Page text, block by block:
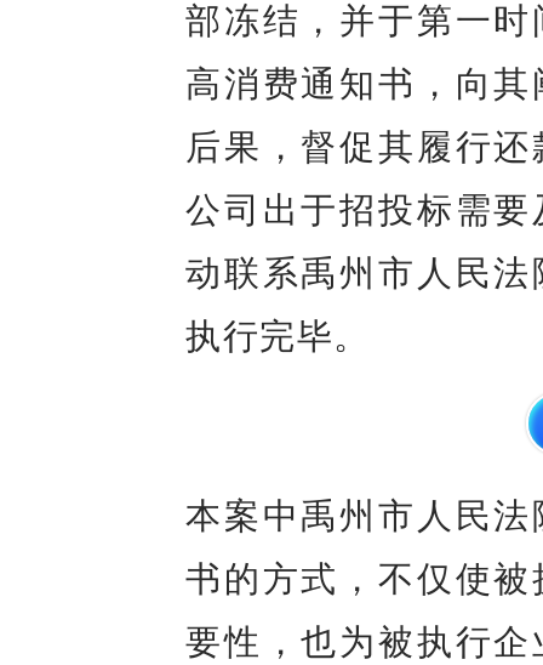
部冻结，并于第一
高消费通知书，向
后果，督促其履行
公司出于招投标需
动联系禹州市人民
执行完毕。
本案中禹州市人民
书的方式，不仅使
要性，也为被执行